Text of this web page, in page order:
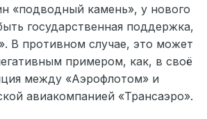
«подводный камень», у нового
государственная поддержка,
В противном случае, это может
примером, как, в своё
между «Аэрофлотом» и
авиакомпанией «Трансаэро».